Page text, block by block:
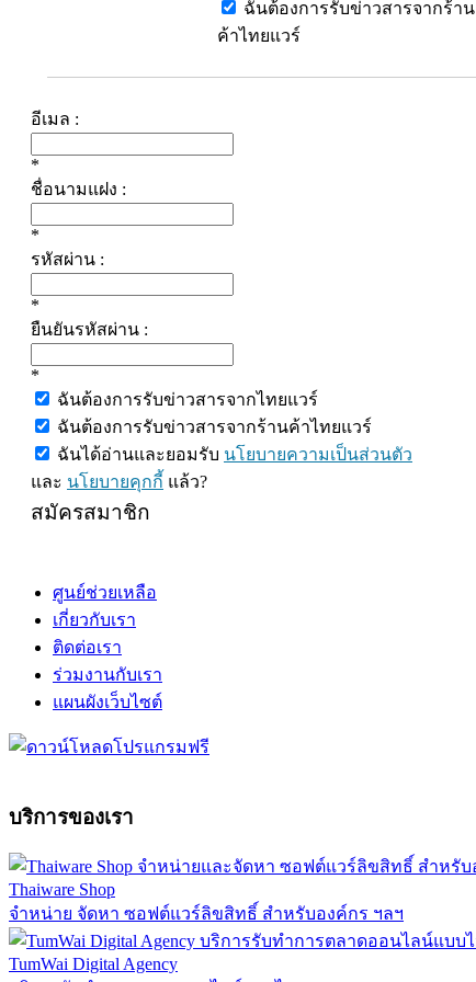
ฉันต้องการรับข่าวสารจากร้าน
ค้าไทยแวร์
อีเมล :
*
ชื่อนามแฝง :
*
รหัสผ่าน :
*
ยืนยันรหัสผ่าน :
*
ฉันต้องการรับข่าวสารจากไทยแวร์
ฉันต้องการรับข่าวสารจากร้านค้าไทยแวร์
ฉันได้อ่านและยอมรับ นโยบายความเป็นส่วนตัว
และ นโยบายคุกกี้ แล้ว?
สมัครสมาชิก
ศูนย์ช่วยเหลือ
เกี่ยวกับเรา
ติดต่อเรา
ร่วมงานกับเรา
แผนผังเว็บไซต์
บริการของเรา
Thaiware Shop
จำหน่าย จัดหา ซอฟต์แวร์ลิขสิทธิ์ สำหรับองค์กร ฯลฯ
TumWai Digital Agency